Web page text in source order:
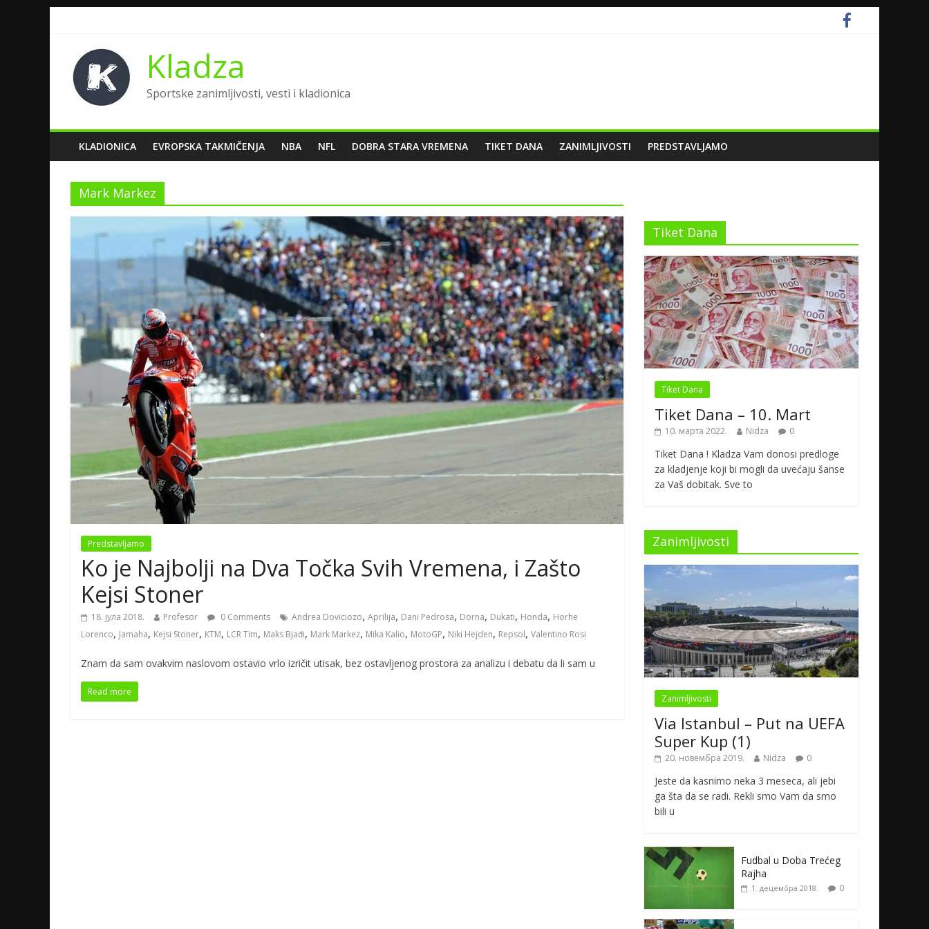
Kladza
Sportske zanimljivosti, vesti i kladionica
KLADIONICA EVROPSKA TAKMIČENJA NBA NFL DOBRA STARA VREMENA TIKET DANA ZANIMLJIVOSTI PREDSTAVLJAMO
Mark Markez
Predstavljamo
Ko je Najbolji na Dva Točka Svih Vremena, i Zašto
Kejsi Stoner
18. јула 2018. Profesor 0 Comments Andrea Doviciozo, Aprilija, Dani Pedrosa, Dorna, Dukati, Honda, Horhe
Lorenco, Jamaha, Kejsi Stoner, KTM, LCR Tim, Maks Bjađi, Mark Markez, Mika Kalio, MotoGP, Niki Hejden, Repsol, Valentino Rosi
Znam da sam ovakvim naslovom ostavio vrlo izričit utisak, bez ostavljenog prostora za analizu i debatu da li sam u
Read more
Tiket Dana
Tiket Dana
Tiket Dana – 10. Mart
10. марта 2022. Nidza 0
Tiket Dana ! Kladza Vam donosi predloge
za kladjenje koji bi mogli da uvećaju šanse
za Vaš dobitak. Sve to
Zanimljivosti
Zanimljivosti
Via Istanbul – Put na UEFA
Super Kup (1)
20. новембра 2019. Nidza 0
Jeste da kasnimo neka 3 meseca, ali jebi
ga šta da se radi. Rekli smo Vam da smo
bili u
Fudbal u Doba Trećeg
Rajha
1. децембра 2018. 0